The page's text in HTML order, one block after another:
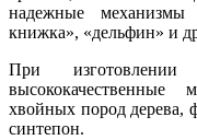
надежные механизмы
книжка», «дельфин» и
При изготовлении
хвойных пород дерева,
синтепон.